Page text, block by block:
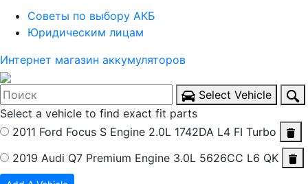
Советы по выбору АКБ
Юридическим лицам
Интернет магазин аккумуляторов
Select Vehicle
Select a vehicle to find exact fit parts
2011 Ford Focus S Engine 2.0L 1742DA L4 FI Turbo
2019 Audi Q7 Premium Engine 3.0L 5626CC L6 QK